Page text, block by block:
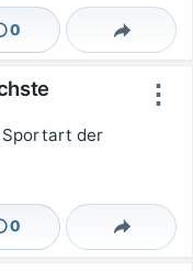
0
Kommentare Teilen
⋮
Sportart der
0
Kommentare Teilen